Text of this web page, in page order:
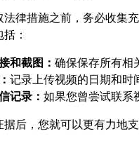
法律措施之前，务必收集
：
和截图： 确保保存所有相
记录上传视频的日期和时
记录： 如果您曾尝试联系
后，您就可以更有力地支